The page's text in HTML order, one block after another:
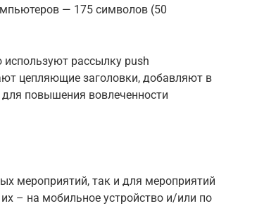
— 175 символов (50
рассылку push
цепляющие заголовки, добавляют в
повышения вовлеченности
мероприятий, так и для мероприятий
– на мобильное устройство и/или по